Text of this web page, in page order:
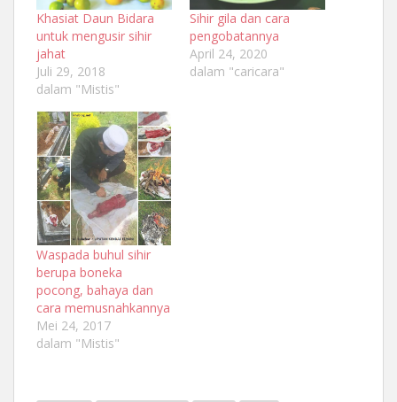
Khasiat Daun Bidara
untuk mengusir sihir
jahat
Juli 29, 2018
dalam "Mistis"
Sihir gila dan cara
pengobatannya
April 24, 2020
dalam "caricara"
Waspada buhul sihir
berupa boneka
pocong, bahaya dan
cara memusnahkannya
Mei 24, 2017
dalam "Mistis"